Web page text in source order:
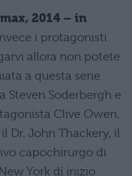
2014 – in
i protagonisti
allora non potete
a questa serie
Steven Soderbergh e
Clive Owen.
Dr. John Thackery, il
capochirurgo di
York di inizio